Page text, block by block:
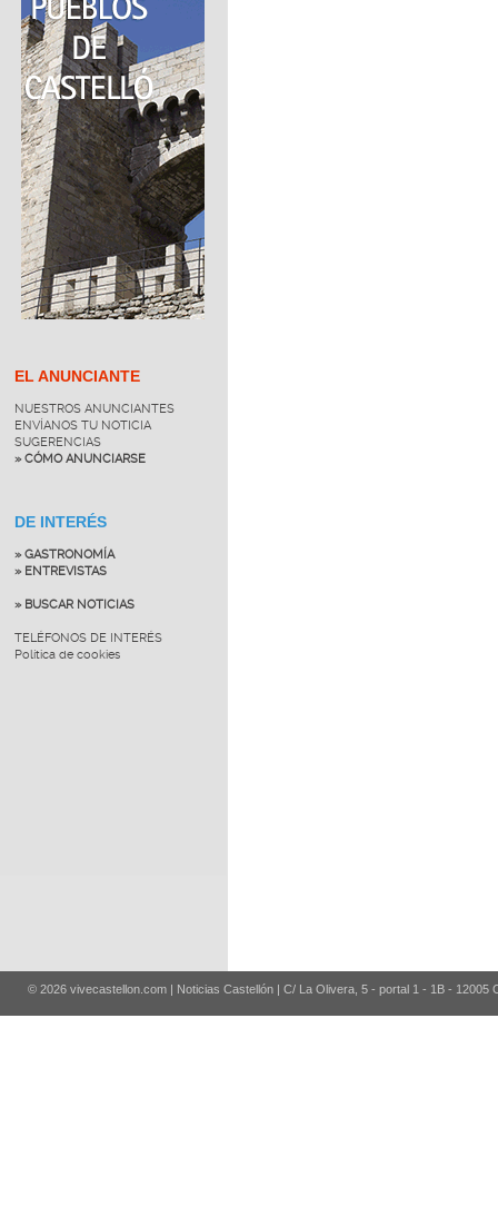
EL ANUNCIANTE
NUESTROS ANUNCIANTES
ENVÍANOS TU NOTICIA
SUGERENCIAS
» CÓMO ANUNCIARSE
DE INTERÉS
» GASTRONOMÍA
» ENTREVISTAS
» BUSCAR NOTICIAS
TELÉFONOS DE INTERÉS
Política de cookies
© 2026 vivecastellon.com | Noticias Castellón | C/ La Olivera, 5 - portal 1 - 1B - 12005